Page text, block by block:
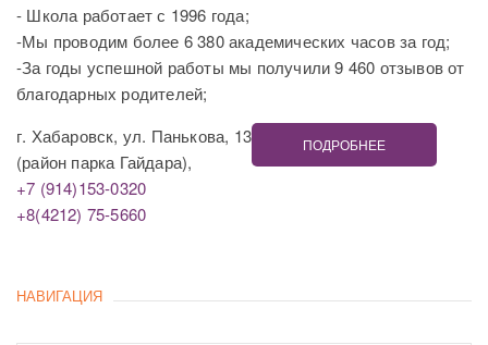
- Школа работает с 1996 года;
-Мы проводим более 6 380 академических часов за год;
-За годы успешной работы мы получили 9 460 отзывов от
благодарных родителей;
г. Хабаровск, ул. Панькова, 13
(район парка Гайдара),
+7 (914)153-0320
+8(4212) 75-5660
ПОДРОБНЕЕ
НАВИГАЦИЯ